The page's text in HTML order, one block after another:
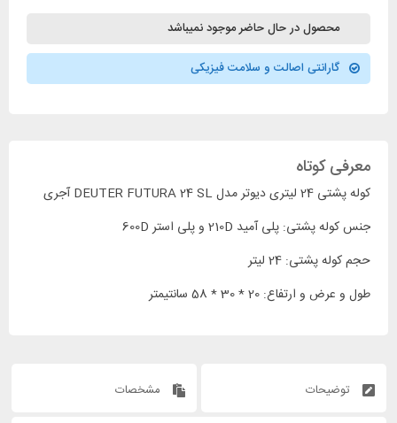
محصول در حال حاضر موجود نمیباشد
گارانتی اصالت و سلامت فیزیکی
معرفی کوتاه
کوله پشتی 24 لیتری دیوتر مدل DEUTER FUTURA 24 SL آجری
جنس کوله پشتی: پلی آمید 210D و پلی استر 600D
حجم کوله پشتی: 24 لیتر
طول و عرض و ارتفاع: 20 * 30 * 58 سانتیمتر
توضیحات مشخصات